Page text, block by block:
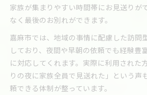
家族が集まりやすい時間帯にお見送りが
なく最後のお別れができます。
嘉麻市では、地域の事情に配慮した訪問
しており、夜間や早朝の依頼でも経験豊
に対応してくれます。実際に利用された
りの夜に家族全員で見送れた」という声
頼できる体制が整っています。